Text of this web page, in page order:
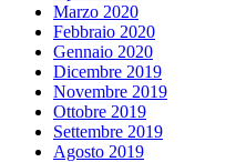
Marzo 2020
Febbraio 2020
Gennaio 2020
Dicembre 2019
Novembre 2019
Ottobre 2019
Settembre 2019
Agosto 2019